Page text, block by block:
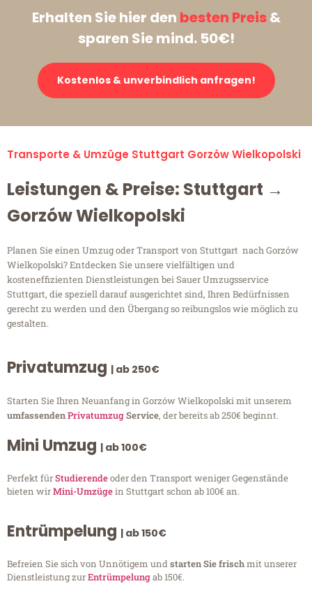
Erhalten Sie hier den besten Preis&
sparen Sie mind. 50€!
Kostenlos & unverbindlich anfragen!
Transporte & Umzüge Stuttgart Gorzów Wielkopolski
Leistungen & Preise: Stuttgart →
Gorzów Wielkopolski
Planen Sie einen Umzug oder Transport von Stuttgart nach Gorzów
Wielkopolski? Entdecken Sie unsere vielfältigen und
kosteneffizienten Dienstleistungen bei Sauer Umzugsservice
Stuttgart, die speziell darauf ausgerichtet sind, Ihren Bedürfnissen
gerecht zu werden und den Übergang so reibungslos wie möglich zu
gestalten.
Privatumzug | ab 250€
Starten Sie Ihren Neuanfang in Gorzów Wielkopolski mit unserem
umfassendenPrivatumzugService, der bereits ab 250€ beginnt.
Mini Umzug | ab 100€
Perfekt fürStudierendeoder den Transport weniger Gegenstände
bieten wirMini-Umzügein Stuttgart schon ab 100€ an.
Entrümpelung | ab 150€
Befreien Sie sich von Unnötigem undstarten Sie frischmit unserer
Dienstleistung zurEntrümpelungab 150€.